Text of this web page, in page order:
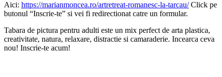
Aici: https://marianmoncea.ro/artretreat-romanesc-la-tarcau/Click pe
butonul “Inscrie-te” si vei fi redirectionat catre un formular.
Tabara de pictura pentru adulti este un mix perfect de arta plastica,
creativitate, natura, relaxare, distractie si camaraderie. Incearca ceva
nou! Inscrie-te acum!